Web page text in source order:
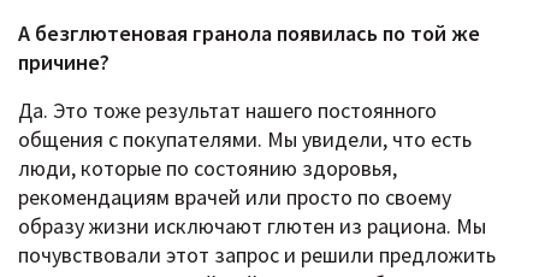
А безглютеновая гранола появилась по той же
причине?
Да. Это тоже результат нашего постоянного
общения с покупателями. Мы увидели, что есть
люди, которые по состоянию здоровья,
рекомендациям врачей или просто по своему
образу жизни исключают глютен из рациона. Мы
почувствовали этот запрос и решили предложить